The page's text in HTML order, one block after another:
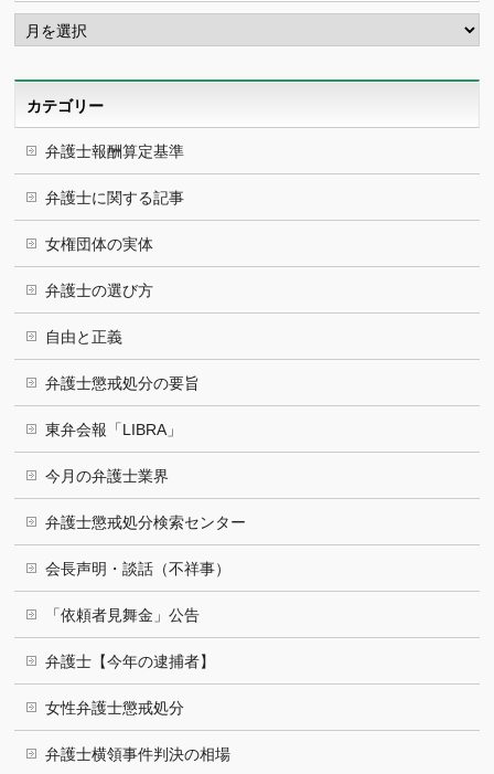
ア
ー
カ
カテゴリー
弁護士報酬算定基準
弁護士に関する記事
女権団体の実体
弁護士の選び方
自由と正義
弁護士懲戒処分の要旨
東弁会報「LIBRA」
今月の弁護士業界
弁護士懲戒処分検索センター
会長声明・談話（不祥事）
「依頼者見舞金」公告
弁護士【今年の逮捕者】
女性弁護士懲戒処分
弁護士横領事件判決の相場